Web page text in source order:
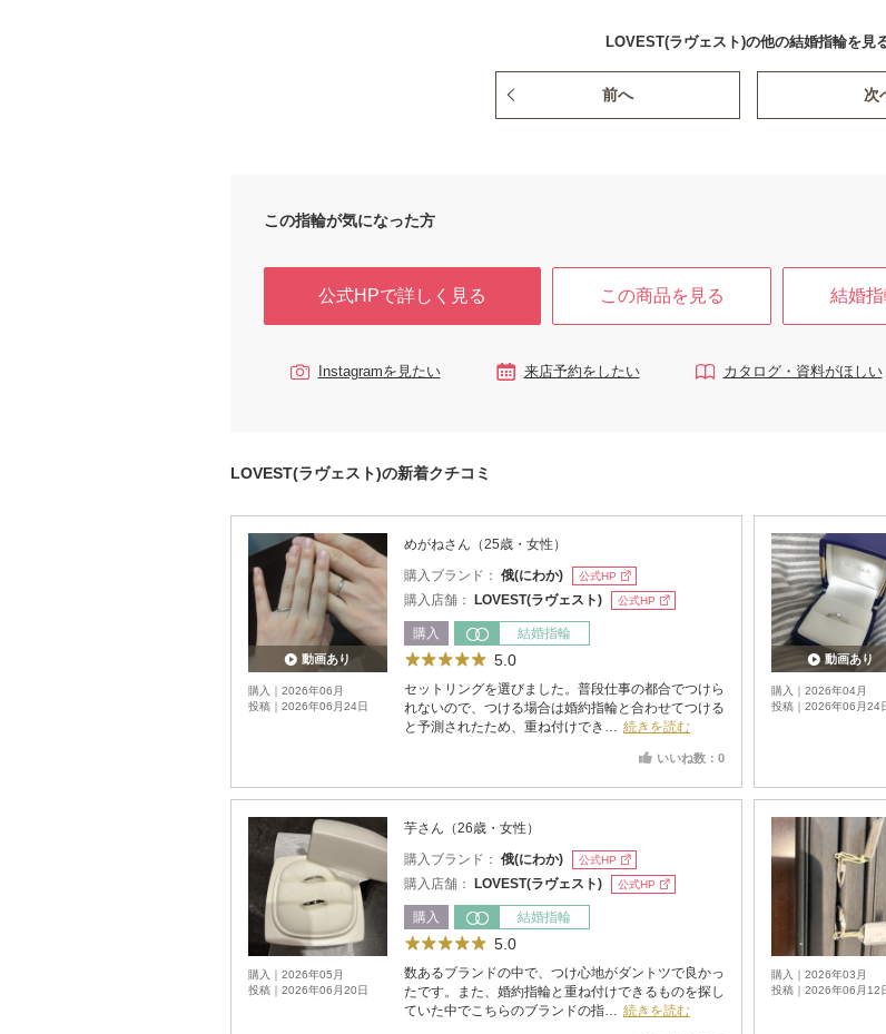
LOVEST(ラヴェスト)の他の結婚指輪を見
前へ 次
この指輪が気になった方
公式HPで詳しく見る この商品を見る 結婚
Instagramを見たい 来店予約をしたい カタログ・資料がほしい
LOVEST(ラヴェスト)の新着クチコミ
動画あり
購入｜2026年06月
投稿｜2026年06月24日
めがねさん（25歳・女性）
購入ブランド： 俄(にわか) 公式HP
購入店舗： LOVEST(ラヴェスト) 公式HP
購入 結婚指輪
5.0
セットリングを選びました。普段仕事の都合でつけら
れないので、つける場合は婚約指輪と合わせてつける
と予測されたため、重ね付けでき… 続きを読む
いいね数：0
動画あり
購入｜2026年04月
投稿｜2026年06月24
購入｜2026年05月
投稿｜2026年06月20日
芋さん（26歳・女性）
購入ブランド： 俄(にわか) 公式HP
購入店舗： LOVEST(ラヴェスト) 公式HP
購入 結婚指輪
5.0
数あるブランドの中で、つけ心地がダントツで良かっ
たです。また、婚約指輪と重ね付けできるものを探し
ていた中でこちらのブランドの指… 続きを読む
購入｜2026年03月
投稿｜2026年06月12